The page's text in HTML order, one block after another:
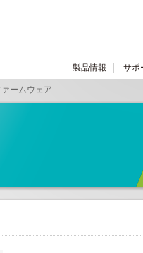
製品情報 サポ
ームウェア